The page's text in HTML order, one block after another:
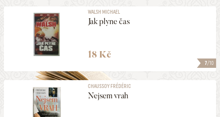
7/10
WALSH MICHAEL
Jak plyne čas
18 Kč
CHAUSSOY FRÉDÉRIC
Nejsem vrah